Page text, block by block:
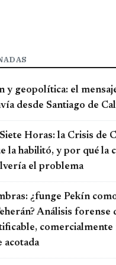
y geopolítica: el
desde Santiago de
Horas: la Crisis de
la habilitó, y por qué la
el problema
¿funge Pekín
Análisis forense
comercialmente
acotada